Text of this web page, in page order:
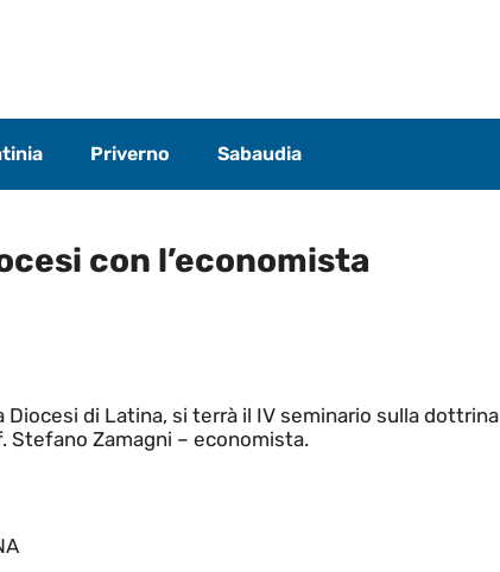
Priverno Sabaudia
con l’economista
Diocesi di Latina, si terrà il IV seminario sulla dottrina
Stefano Zamagni – economista.